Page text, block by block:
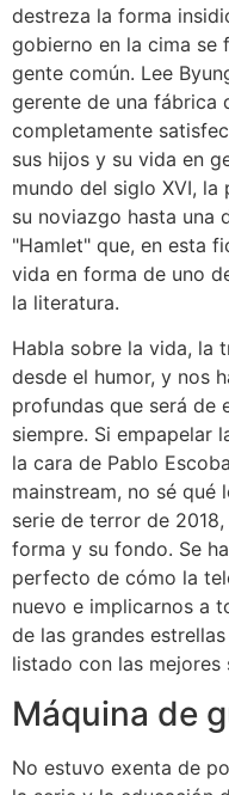
destreza la forma
gobierno en la cima se
gente común. Lee
gerente de una fábrica
completamente
sus hijos y su vida en
mundo del siglo XVI, la
su noviazgo hasta una
"Hamlet" que, en esta
vida en forma de uno
la literatura.
Habla sobre la vida, la
desde el humor, y nos
profundas que será de
siempre. Si empapelar
la cara de Pablo
mainstream, no sé qué
serie de terror de
forma y su fondo. Se
perfecto de cómo la
nuevo e implicarnos a
de las grandes
listado con las
Máquina de
No estuvo exenta de